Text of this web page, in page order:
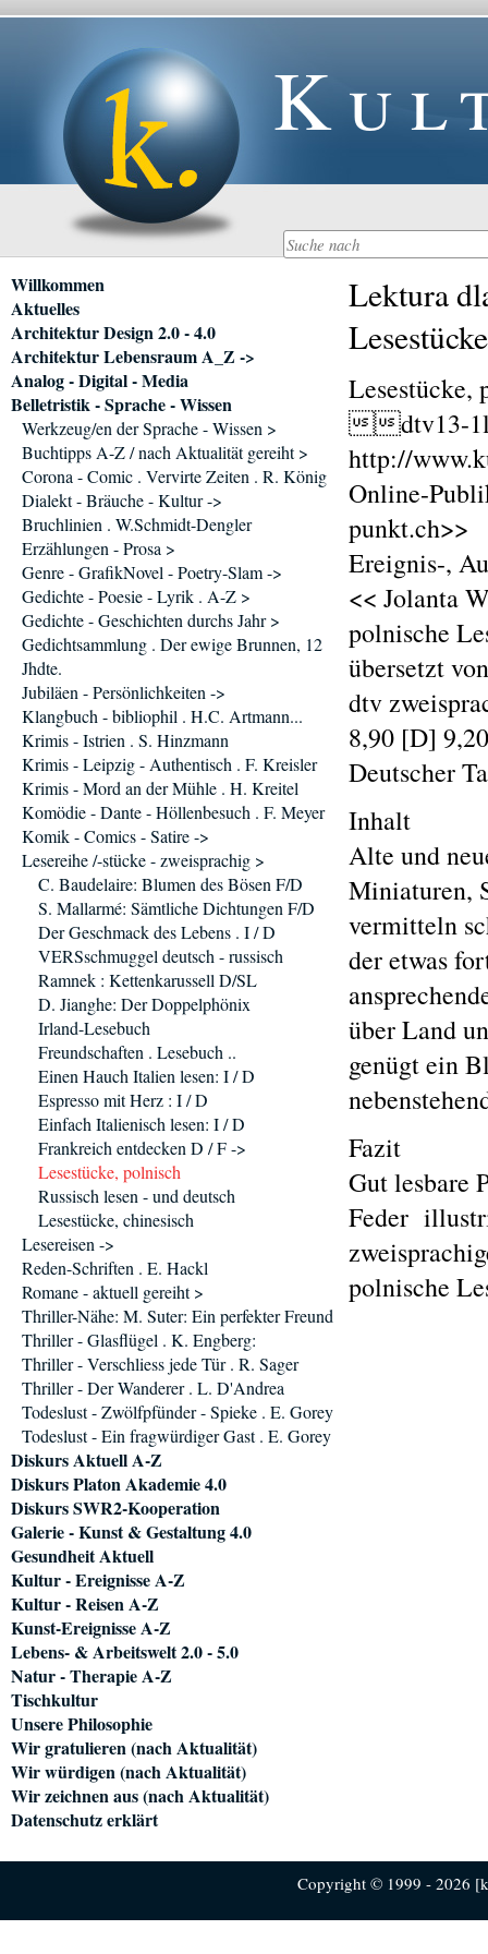
Lektura
Lesestücke
Lesestücke,
dtv13-
http://
Online-
punkt.ch>>
Ereignis-,
<< Jolanta
polnische
übersetzt
dtv
8,90 [D]
Deutscher
Inhalt
Alte und
Miniaturen,
vermitteln
der etwas
über Land
genügt ein
Fazit
Gut lesbare
Feder
polnische
Navigation
überspringen
Willkommen
Aktuelles
Architektur Design 2.0 - 4.0
Architektur Lebensraum A_Z ->
Analog - Digital - Media
Belletristik - Sprache - Wissen
Werkzeug/en der Sprache - Wissen >
Buchtipps A-Z / nach Aktualität gereiht >
Corona - Comic . Vervirte Zeiten . R. König
Dialekt - Bräuche - Kultur ->
Bruchlinien . W.Schmidt-Dengler
Erzählungen - Prosa >
Genre - GrafikNovel - Poetry-Slam ->
Gedichte - Poesie - Lyrik . A-Z >
Gedichte - Geschichten durchs Jahr >
Gedichtsammlung . Der ewige Brunnen, 12
Jhdte.
Jubiläen - Persönlichkeiten ->
Klangbuch - bibliophil . H.C. Artmann...
Krimis - Istrien . S. Hinzmann
Krimis - Leipzig - Authentisch . F. Kreisler
Krimis - Mord an der Mühle . H. Kreitel
Komödie - Dante - Höllenbesuch . F. Meyer
Komik - Comics - Satire ->
Lesereihe /-stücke - zweisprachig >
C. Baudelaire: Blumen des Bösen F/D
S. Mallarmé: Sämtliche Dichtungen F/D
Der Geschmack des Lebens . I / D
VERSschmuggel deutsch - russisch
Ramnek : Kettenkarussell D/SL
D. Jianghe: Der Doppelphönix
Irland-Lesebuch
Freundschaften . Lesebuch ..
Einen Hauch Italien lesen: I / D
Espresso mit Herz : I / D
Einfach Italienisch lesen: I / D
Frankreich entdecken D / F ->
Lesestücke, polnisch
Russisch lesen - und deutsch
Lesestücke, chinesisch
Lesereisen ->
Reden-Schriften . E. Hackl
Romane - aktuell gereiht >
Thriller-Nähe: M. Suter: Ein perfekter Freund
Thriller - Glasflügel . K. Engberg:
Thriller - Verschliess jede Tür . R. Sager
Thriller - Der Wanderer . L. D'Andrea
Todeslust - Zwölfpfünder - Spieke . E. Gorey
Todeslust - Ein fragwürdiger Gast . E. Gorey
Diskurs Aktuell A-Z
Diskurs Platon Akademie 4.0
Diskurs SWR2-Kooperation
Galerie - Kunst & Gestaltung 4.0
Gesundheit Aktuell
Kultur - Ereignisse A-Z
Kultur - Reisen A-Z
Kunst-Ereignisse A-Z
Lebens- & Arbeitswelt 2.0 - 5.0
Natur - Therapie A-Z
Tischkultur
Unsere Philosophie
Wir gratulieren (nach Aktualität)
Wir würdigen (nach Aktualität)
Wir zeichnen aus (nach Aktualität)
Datenschutz erklärt
Copyright © 1999 - 2026